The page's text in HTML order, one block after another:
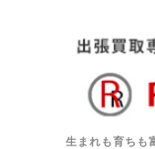
生まれも育ちも